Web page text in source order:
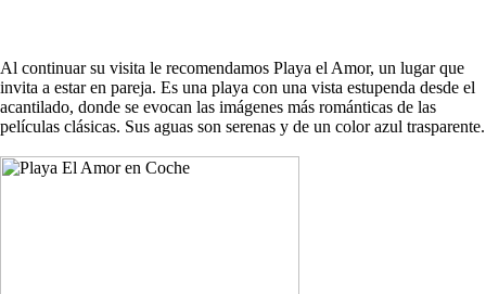
Al continuar su visita le recomendamos Playa el Amor, un lugar que
invita a estar en pareja. Es una playa con una vista estupenda desde el
acantilado, donde se evocan las imágenes más románticas de las
películas clásicas. Sus aguas son serenas y de un color azul trasparente.